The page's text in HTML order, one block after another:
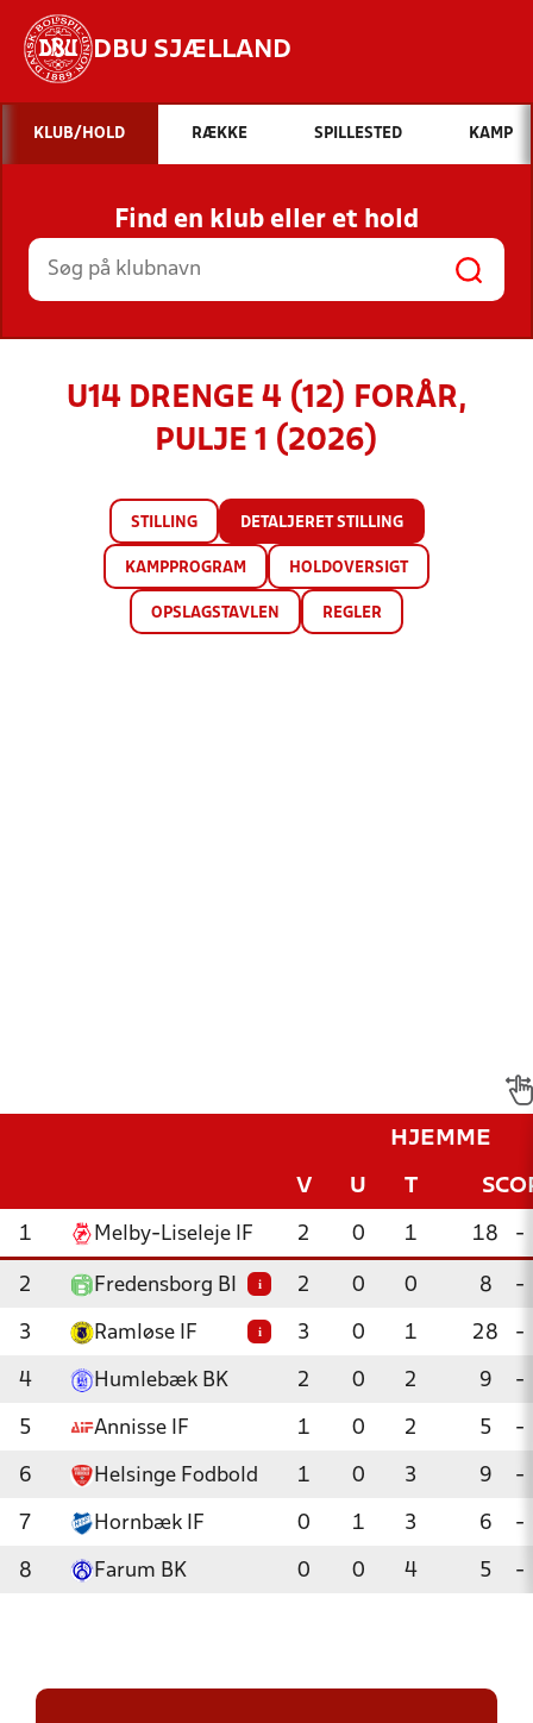
DBU SJÆLLAND
Hvad vil du søge efter?
INDHOLD OG NYHEDER
STILLINGER, RESULTATER, KLUBBER OG
HOLD
KLUB/HOLD RÆKKE SPILLESTED KAMP
Find en klub eller et hold
U14 DRENGE 4 (12) FORÅR,
PULJE 1 (2026)
STILLING DETALJERET STILLING
KAMPPROGRAM HOLDOVERSIGT
OPSLAGSTAVLEN REGLER
HJEMME
V U T
1 Melby-Liseleje IF 2 0 1 18 -
2 Fredensborg BI i 2 0 0 8 -
3 Ramløse IF i 3 0 1 28 -
4 Humlebæk BK 2 0 2 9 -
5 Annisse IF 1 0 2 5 -
6 Helsinge Fodbold 1 0 3 9 -
7 Hornbæk IF 0 1 3 6 -
8 Farum BK 0 0 4 5 -